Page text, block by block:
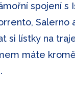
spojení s
Salerno
si lístky na
máte